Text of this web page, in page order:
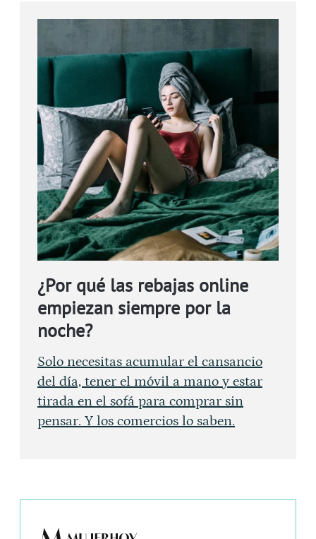
¿Por qué las rebajas online
empiezan siempre por la
noche?
Solo necesitas acumular el cansancio
del día, tener el móvil a mano y estar
tirada en el sofá para comprar sin
pensar. Y los comercios lo saben.